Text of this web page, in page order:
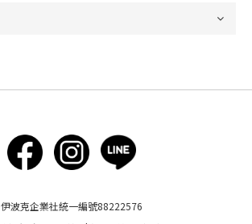
伊波克企業社統一編號88222576